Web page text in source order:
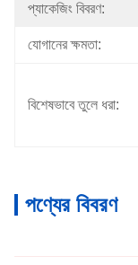
প্যাকেজিং বিবরণ:
যোগানের ক্ষমতা:
বিশেষভাবে তুলে ধরা:
পণ্যের বিবরণ